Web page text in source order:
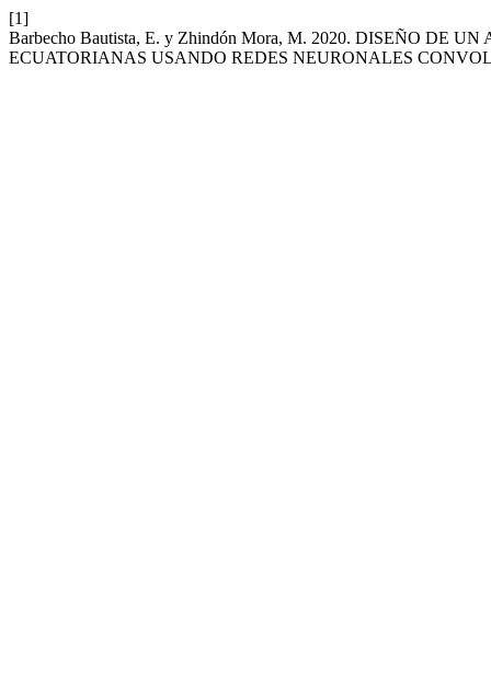
[1]
Barbecho Bautista, E. y Zhindón Mora, M. 2020. DISEÑO DE
ECUATORIANAS USANDO REDES NEURONALES